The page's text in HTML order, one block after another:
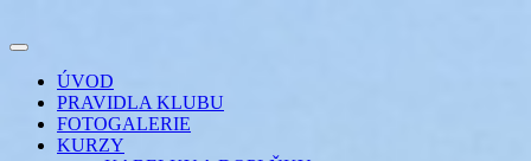
k
webuEVIKLUB
šicí klub
Toggle
navigation
ÚVOD
PRAVIDLA KLUBU
FOTOGALERIE
KURZY